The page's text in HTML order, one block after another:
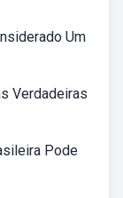
Um
Verdadeiras
Pode